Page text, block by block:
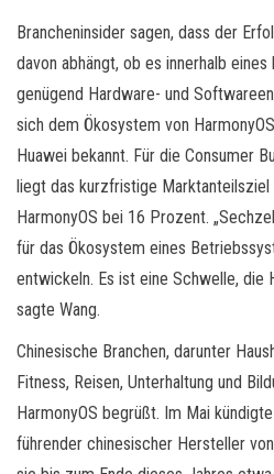
Brancheninsider sagen, dass der
davon abhängt, ob es innerhalb
genügend Hardware- und
sich dem Ökosystem von
Huawei bekannt. Für die Consumer
liegt das kurzfristige
HarmonyOS bei 16 Prozent.
für das Ökosystem eines
entwickeln. Es ist eine Schwelle, die
sagte Wang.
Chinesische Branchen, darunter
Fitness, Reisen, Unterhaltung und
HarmonyOS begrüßt. Im Mai
führender chinesischer Hersteller